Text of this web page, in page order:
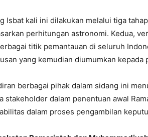
Isbat kali ini dilakukan melalui tiga
perhitungan astronomi. Kedua,
titik pemantauan di seluruh
yang kemudian diumumkan kepada
berbagai pihak dalam sidang ini
stakeholder dalam penentuan awal
dalam proses pengambilan